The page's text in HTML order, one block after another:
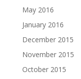
May 2016
January 2016
December 2015
November 2015
October 2015